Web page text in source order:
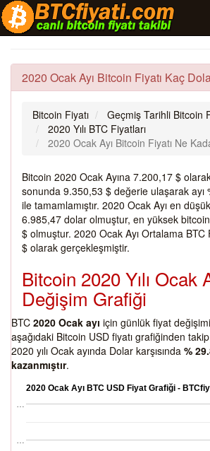
2020 Ocak Ayı Bitcoin Fiyatı Kaç
Bitcoin Fiyatı
Geçmiş Tarihli Bitcoin
2020 Yılı BTC Fiyatları
2020 Ocak Ayı Bitcoin Fiyatı Ne
Bitcoin 2020 Ocak Ayına 7.200,17 $
sonunda 9.350,53 $ değerie ulaşarak ayı
ile tamamlamıştır. 2020 Ocak Ayı en
6.985,47 dolar olmuştur, en yüksek
$ olmuştur. 2020 Ocak Ayı Ortalama BTC
$ olarak gerçekleşmiştir.
Bitcoin 2020 Yılı Ocak
Değişim Grafiği
BTC 2020 Ocak ayı için günlük fiyat
aşağıdaki Bitcoin USD fiyatı grafiğinden
2020 yılı Ocak ayında Dolar karşısında %
kazanmıştır.
2020 Ocak Ayı BTC USD Fiyat Grafiği -
…